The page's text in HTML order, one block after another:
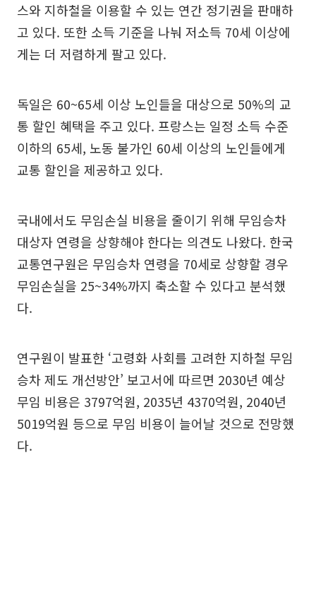
스와 지하철을 이용할 수 있는 연간 정기권을 판매하
고 있다. 또한 소득 기준을 나눠 저소득 70세 이상에
게는 더 저렴하게 팔고 있다.
독일은 60~65세 이상 노인들을 대상으로 50%의 교
통 할인 혜택을 주고 있다. 프랑스는 일정 소득 수준
이하의 65세, 노동 불가인 60세 이상의 노인들에게
교통 할인을 제공하고 있다.
국내에서도 무임손실 비용을 줄이기 위해 무임승차
대상자 연령을 상향해야 한다는 의견도 나왔다. 한국
교통연구원은 무임승차 연령을 70세로 상향할 경우
무임손실을 25~34%까지 축소할 수 있다고 분석했
다.
연구원이 발표한 ‘고령화 사회를 고려한 지하철 무임
승차 제도 개선방안’ 보고서에 따르면 2030년 예상
무임 비용은 3797억원, 2035년 4370억원, 2040년
5019억원 등으로 무임 비용이 늘어날 것으로 전망했
다.